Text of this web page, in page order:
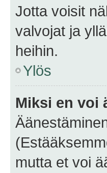
Jotta voisit
valvojat ja
heihin.
Ylös
Miksi en voi
mutta et voi